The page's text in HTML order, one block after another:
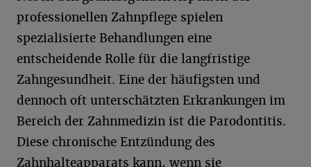
professionellen Zahnpflege spielen
spezialisierte Behandlungen eine
entscheidende Rolle für die langfristige
Zahngesundheit. Eine der häufigsten und
dennoch oft unterschätzten Erkrankungen im
Bereich der Zahnmedizin ist die Parodontitis.
Diese chronische Entzündung des
Zahnhalteapparats kann, wenn sie